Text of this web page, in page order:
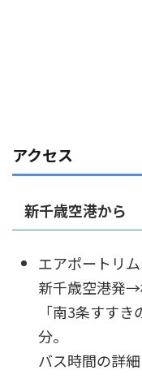
アクセス
新千歳空港から
エアポートリ
新千歳空港発
「南3条すす
分。
バス時間の詳